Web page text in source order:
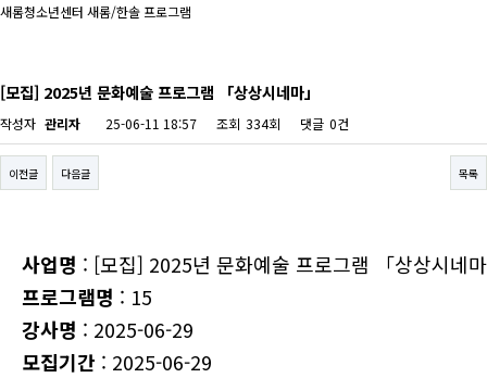
새롬청소년센터 새롬/한솔 프로그램
[모집] 2025년 문화예술 프로그램 「상상시네마」
작성자 관리자 25-06-11 18:57 조회 334회 댓글 0건
이전글 다음글 목록
사업명 : [모집] 2025년 문화예술 프로그램 「상상시네
프로그램명 : 15
강사명 : 2025-06-29
모집기간 : 2025-06-29